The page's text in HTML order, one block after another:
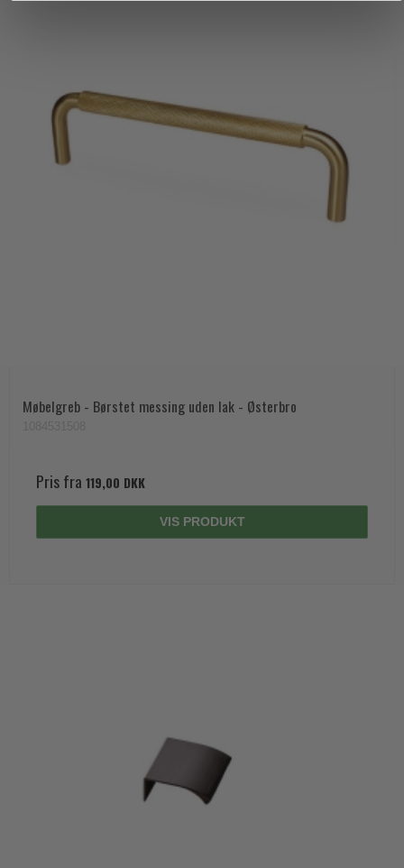
Møbelgreb - Børstet messing uden lak - Østerbro
Pris fra 119,00 DKK
VIS PRODUKT